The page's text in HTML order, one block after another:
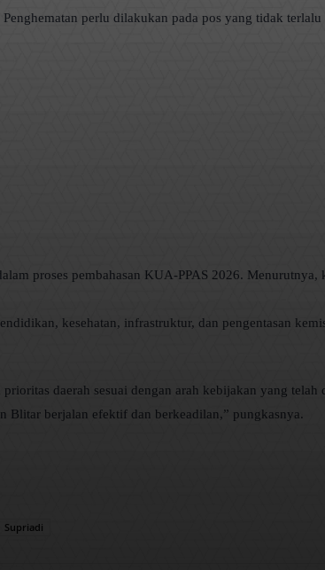
perlu dilakukan pada pos yang tidak
proses pembahasan KUA-PPAS 2026. Menurutnya,
kesehatan, infrastruktur, dan pengentasan
daerah sesuai dengan arah kebijakan yang telah
Blitar berjalan efektif dan berkeadilan,” pungkasnya.
Supriadi